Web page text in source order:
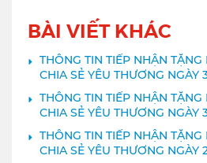
BÀI VIẾT KHÁC
THÔNG TIN TIẾP NHẬN
CHIA SẺ YÊU THƯƠNG NGÀY
THÔNG TIN TIẾP NHẬN
CHIA SẺ YÊU THƯƠNG NGÀY
THÔNG TIN TIẾP NHẬN
CHIA SẺ YÊU THƯƠNG NGÀY